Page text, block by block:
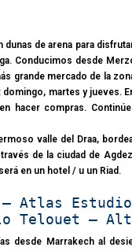
dunas de arena para
Conducimos desde
grande mercado de la
martes y jueves.
hacer compras.
valle del Draa,
de la ciudad de
en un hotel / u un Riad.
Atlas
Telouet –
desde Marrakech al